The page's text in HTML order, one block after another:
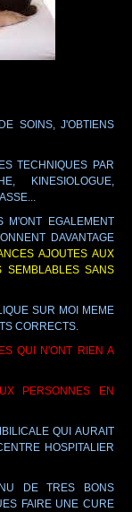
SOINS, J'OBTIENS
TECHNIQUES PAR
KINESIOLOGUE,
M'ONT EGALEMENT
DAVANTAGE
AJOUTES AUX
SEMBLABLES SANS
SUR MOI MEME
CORRECTS.
QUI N'ONT RIEN A
PERSONNES EN
QUI AURAIT
HOSPITALIER
DE TRES BONS
FAIRE UNE CURE